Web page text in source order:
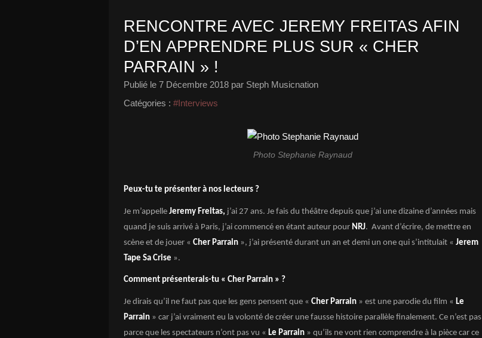
RENCONTRE AVEC JEREMY FREITAS AFIN
D’EN APPRENDRE PLUS SUR « CHER
PARRAIN » !
Publié le 7 Décembre 2018 par Steph Musicnation
Catégories : #Interviews
Photo Stephanie Raynaud
Peux-tu te présenter à nos lecteurs ?
Je m’appelle Jeremy Freitas, j’ai 27 ans. Je fais du théâtre depuis que j’ai une dizaine d’années mais
quand je suis arrivé à Paris, j’ai commencé en étant auteur pour NRJ. Avant d’écrire, de mettre en
scène et de jouer « Cher Parrain », j’ai présenté durant un an et demi un one qui s’intitulait « Jerem
Tape Sa Crise ».
Comment présenterais-tu « Cher Parrain » ?
Je dirais qu’il ne faut pas que les gens pensent que « Cher Parrain » est une parodie du film « Le
Parrain » car j’ai vraiment eu la volonté de créer une fausse histoire parallèle finalement. Ce n’est pas
parce que les spectateurs n’ont pas vu « Le Parrain » qu’ils ne vont rien comprendre à la pièce car ce